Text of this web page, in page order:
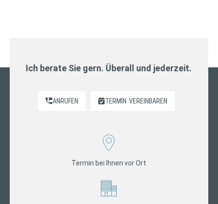
Ich berate Sie gern. Überall und jederzeit.
ANRUFEN TERMIN VEREINBAREN
Termin bei Ihnen vor Ort